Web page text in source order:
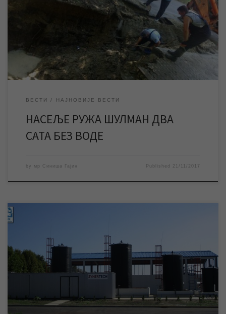
водоснабдевање. Планирано је да екипе ЈКП „Водовод и
канализација“ радове заврше до 10,30 часова, након чега ће
уследити нормализација водоснабдевања у поменутом
насељу. ЈКП „Водовод и канализација“ се овом приликом
захваљује становницима Руже […]
ВЕСТИ НАЈНОВИЈЕ ВЕСТИ
НАСЕЉЕ РУЖА ШУЛМАН ДВА
САТА БЕЗ ВОДЕ
by мр Синиша Гајин Published 21/11/2017
Саопштење у вези данашње одлуке инвеститора о прекиду
рада постројења за пречишћавање воде које нам је
достављено од стране Ненада Обрадовића, представника
конзорцијума фирми инвеститора постројења за
пречишћавање питке воде, преносимо у целости: „Данас
10.11. у 13 часова прекинули смо рад постројења за
пречишћавање воде, што значи да се снабдевање града […]